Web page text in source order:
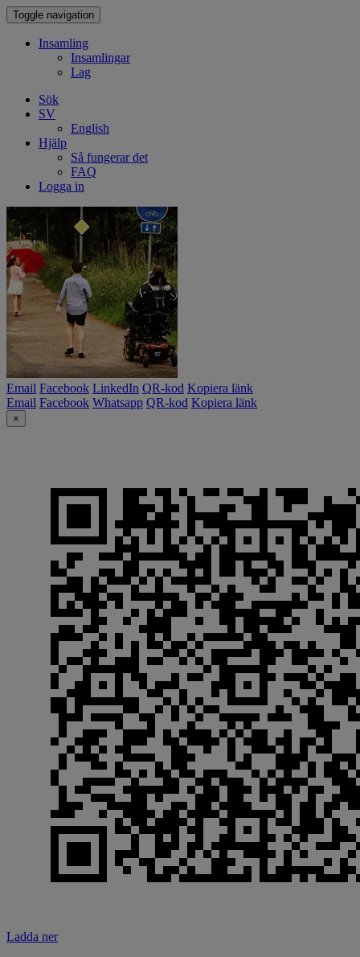
Toggle navigation
Insamling
Insamlingar
Lag
Sök
SV
English
Hjälp
Så fungerar det
FAQ
Logga in
Email Facebook LinkedIn QR-kod Kopiera länk
Email Facebook Whatsapp QR-kod Kopiera länk
×
Ladda ner